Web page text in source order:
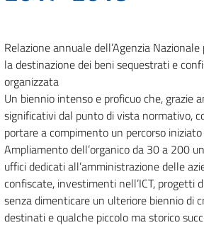
Relazione annuale dell’Agenzia
la destinazione dei beni sequestrati e
organizzata
Un biennio intenso e proficuo che, grazie
significativi dal punto di vista normativo,
portare a compimento un percorso
Ampliamento dell’organico da 30 a 200
uffici dedicati all’amministrazione delle
confiscate, investimenti nell’ICT, progetti
senza dimenticare un ulteriore biennio di
destinati e qualche piccolo ma storico